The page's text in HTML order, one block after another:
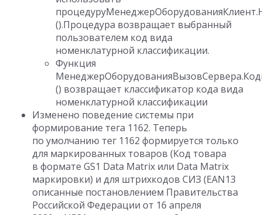
().Процедура возвращает выбранный
пользователем код вида
номенклатурной классификации.
Функция
() возвращает классификатор кода вида
номенклатурной классификации
Изменено поведение системы при
формирование тега 1162. Теперь
по умолчанию тег 1162 формируется только
для маркированных товаров (Код товара
в формате GS1 Data Matrix или Data Matrix
маркировки) и для штрихкодов СИЗ (EAN13
описанные постановлением Правительства
Российской Федерации от 16 апреля